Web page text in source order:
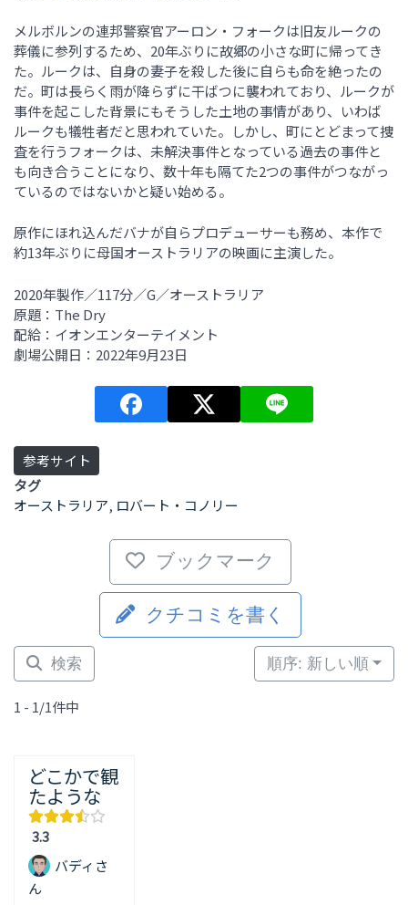
メルボルンの連邦警察官アーロン・フォークは旧友ルークの
葬儀に参列するため、20年ぶりに故郷の小さな町に帰ってき
た。ルークは、自身の妻子を殺した後に自らも命を絶ったの
だ。町は長らく雨が降らずに干ばつに襲われており、ルークが
事件を起こした背景にもそうした土地の事情があり、いわば
ルークも犠牲者だと思われていた。しかし、町にとどまって捜
査を行うフォークは、未解決事件となっている過去の事件と
も向き合うことになり、数十年も隔てた2つの事件がつながっ
ているのではないかと疑い始める。
原作にほれ込んだバナが自らプロデューサーも務め、本作で
約13年ぶりに母国オーストラリアの映画に主演した。
2020年製作／117分／G／オーストラリア
原題：The Dry
配給：イオンエンターテイメント
劇場公開日：2022年9月23日
参考サイト
タグ
オーストラリア, ロバート・コノリー
ブックマーク
クチコミを書く
検索
1 - 1/1件中
順序: 新しい順
どこかで観
たような
3.3
バディさ
ん